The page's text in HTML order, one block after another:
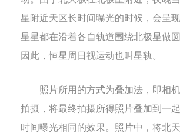
星附近天区长时间曝光的时候，会呈
星星都在沿着各自轨道围绕北极星做圆
因此，恒星周日视运动也叫星轨。
照片所用的方式为叠加法，即相
拍摄，将最终拍摄所得照片叠加到一
时间曝光相同的效果。照片中，将北